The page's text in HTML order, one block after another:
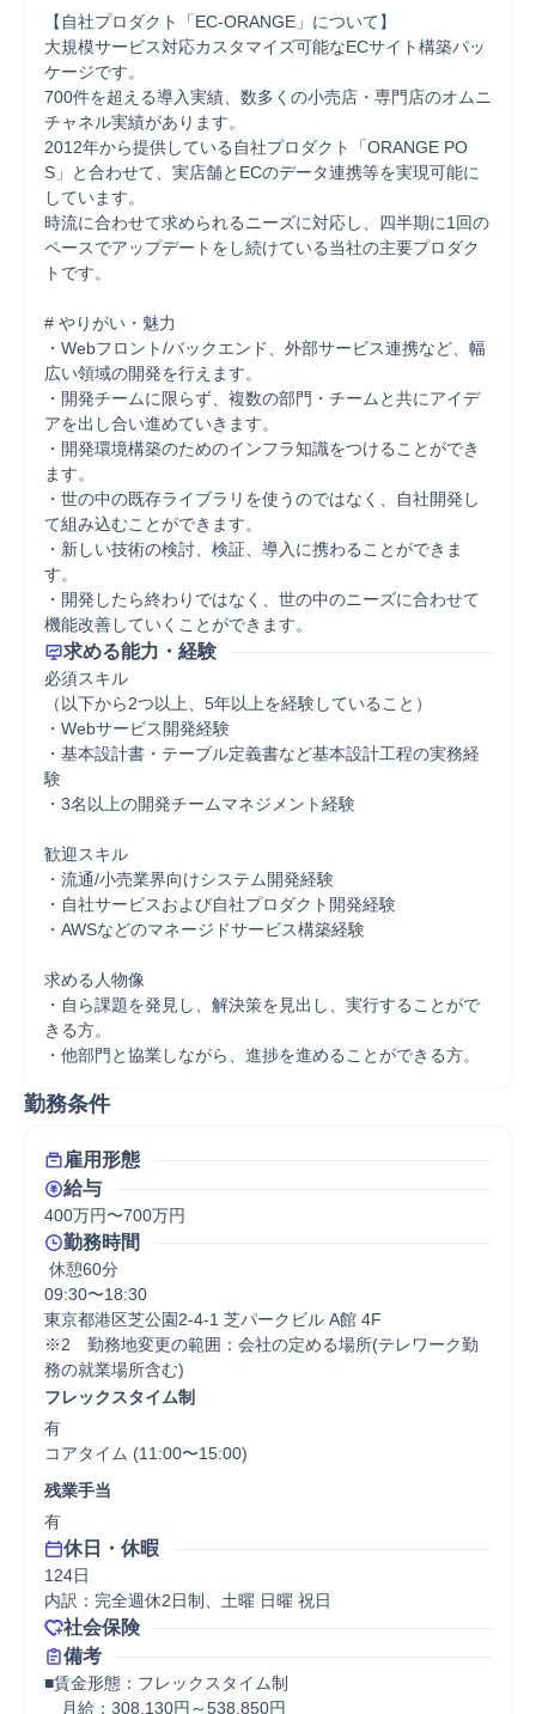
【自社プロダクト「EC-ORANGE」について】
大規模サービス対応カスタマイズ可能なECサイト構築パッ
ケージです。
700件を超える導入実績、数多くの小売店・専門店のオムニ
チャネル実績があります。
2012年から提供している自社プロダクト「ORANGE PO
S」と合わせて、実店舗とECのデータ連携等を実現可能に
しています。
時流に合わせて求められるニーズに対応し、四半期に1回の
ペースでアップデートをし続けている当社の主要プロダク
トです。
# やりがい・魅力
・Webフロント/バックエンド、外部サービス連携など、幅
広い領域の開発を行えます。
・開発チームに限らず、複数の部門・チームと共にアイデ
アを出し合い進めていきます。
・開発環境構築のためのインフラ知識をつけることができ
ます。
・世の中の既存ライブラリを使うのではなく、自社開発し
て組み込むことができます。
・新しい技術の検討、検証、導入に携わることができま
す。
・開発したら終わりではなく、世の中のニーズに合わせて
機能改善していくことができます。
求める能力・経験
必須スキル
（以下から2つ以上、5年以上を経験していること）
・Webサービス開発経験
・基本設計書・テーブル定義書など基本設計工程の実務経
験
・3名以上の開発チームマネジメント経験
歓迎スキル
・流通/小売業界向けシステム開発経験
・自社サービスおよび自社プロダクト開発経験
・AWSなどのマネージドサービス構築経験
求める人物像
・自ら課題を発見し、解決策を見出し、実行することがで
きる方。
・他部門と協業しながら、進捗を進めることができる方。
勤務条件
雇用形態
給与
400万円〜700万円
勤務時間
休憩60分
09:30〜18:30
東京都港区芝公園2-4-1 芝パークビル A館 4F
※2　勤務地変更の範囲：会社の定める場所(テレワーク勤
務の就業場所含む)
フレックスタイム制
有
コアタイム (11:00〜15:00)
残業手当
有
休日・休暇
124日
内訳：完全週休2日制、土曜 日曜 祝日
社会保険
備考
■賃金形態：フレックスタイム制
月給：308,130円～538,850円